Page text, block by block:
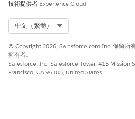
技術提供者 Experience Cloud
中文（繁體）
© Copyright 2026, Salesforce.com Inc. 保留所
擁有者。
Salesforce, Inc. Salesforce Tower, 415 Mission
Francisco, CA 94105, United States